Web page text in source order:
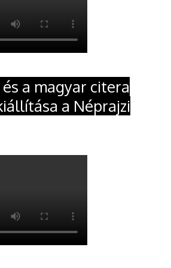
a magyar citera
a Néprajzi